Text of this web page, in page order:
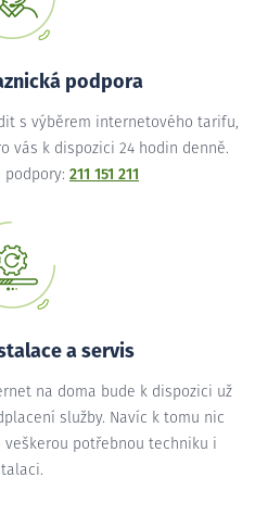
podpora
s výběrem internetového tarifu,
vás k dispozici 24 hodin denně.
podpory: 211 151 211
a servis
na doma bude k dispozici už
služby. Navíc k tomu nic
potřebnou techniku i